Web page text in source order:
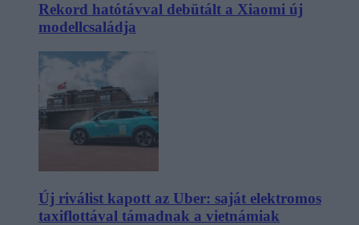
Rekord hatótávval debütált a Xiaomi új
modellcsaládja
Új riválist kapott az Uber: saját elektromos
taxiflottával támadnak a vietnámiak